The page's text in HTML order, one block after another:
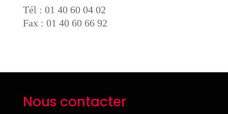
Tél : 01 40 60 04 02
Fax : 01 40 60 66 92
Nous contacter